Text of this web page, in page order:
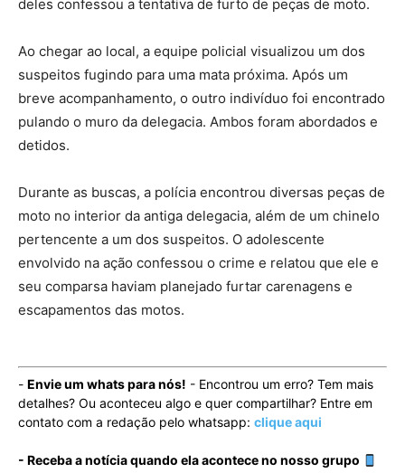
deles confessou a tentativa de furto de peças de moto.
Ao chegar ao local, a equipe policial visualizou um dos
suspeitos fugindo para uma mata próxima. Após um
breve acompanhamento, o outro indivíduo foi encontrado
pulando o muro da delegacia. Ambos foram abordados e
detidos.
Durante as buscas, a polícia encontrou diversas peças de
moto no interior da antiga delegacia, além de um chinelo
pertencente a um dos suspeitos. O adolescente
envolvido na ação confessou o crime e relatou que ele e
seu comparsa haviam planejado furtar carenagens e
escapamentos das motos.
- Envie um whats para nós! - Encontrou um erro? Tem mais
detalhes? Ou aconteceu algo e quer compartilhar? Entre em
contato com a redação pelo whatsapp: clique aqui
- Receba a notícia quando ela acontece no nosso grupo